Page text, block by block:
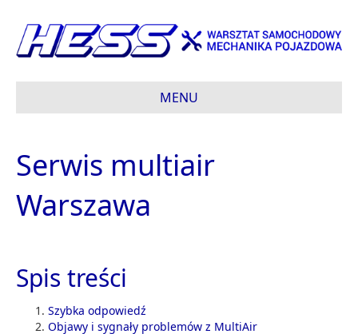
MENU
Serwis multiair
Warszawa
Spis treści
Szybka odpowiedź
Objawy i sygnały problemów z MultiAir